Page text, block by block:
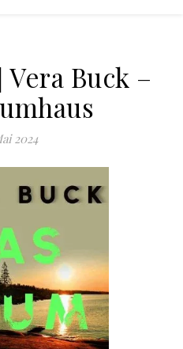
Buck –
2024